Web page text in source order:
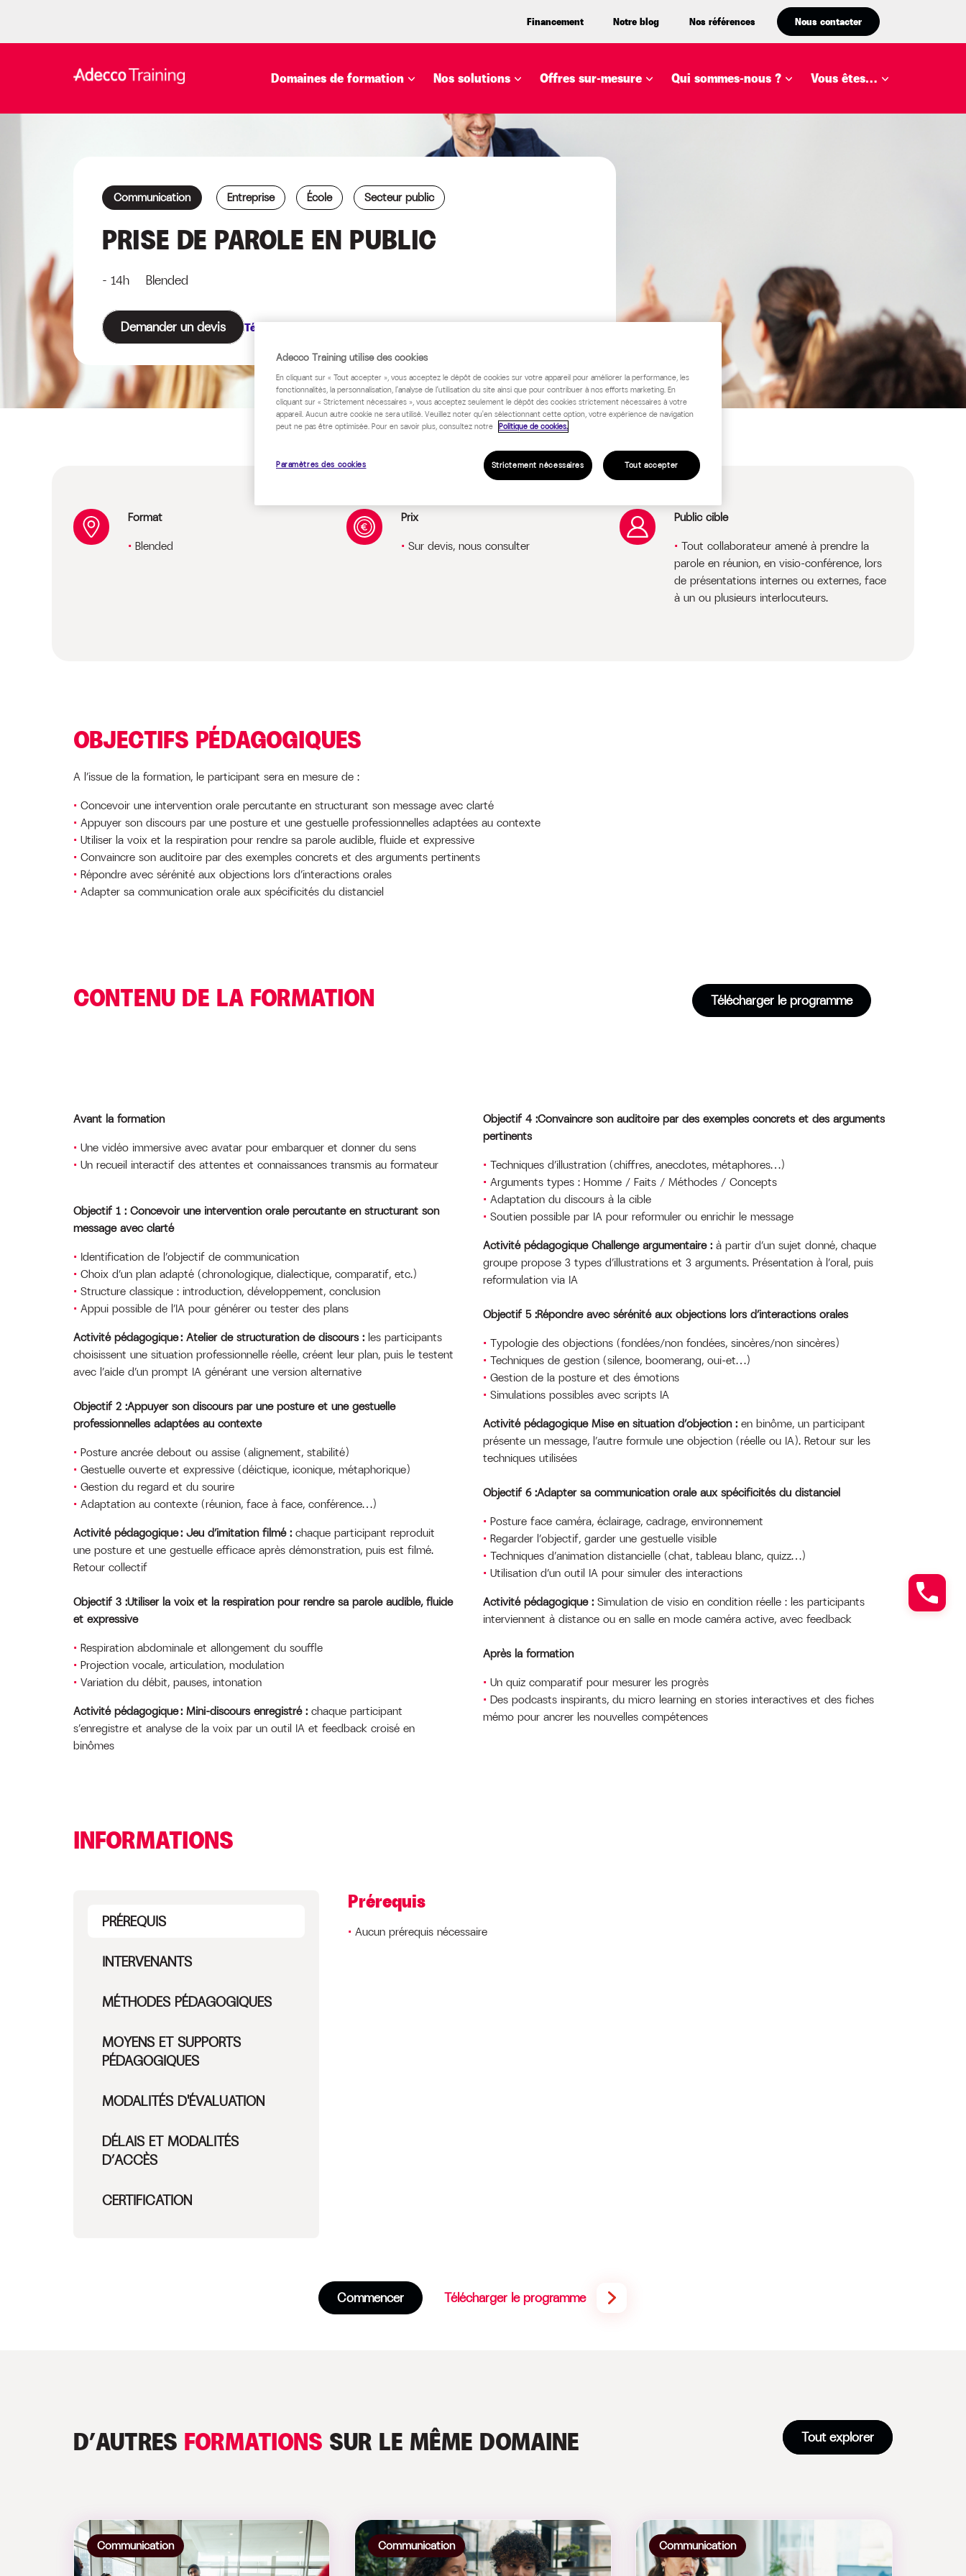
Financement Notre blog Nos références Nous contacter
Domaines de formation Nos solutions Offres sur-mesure Qui sommes-nous ? Vous êtes…
Communication Entreprise École Secteur public
PRISE DE PAROLE EN PUBLIC
- 14h Blended
Demander un devis Télécharger le programme
Format
Blended
Prix
Sur devis, nous consulter
Public cible
Tout collaborateur amené à prendre la
parole en réunion, en visio-conférence, lors
de présentations internes ou externes, face
à un ou plusieurs interlocuteurs.
OBJECTIFS PÉDAGOGIQUES
A l’issue de la formation, le participant sera en mesure de :
Concevoir une intervention orale percutante en structurant son message avec clarté
Appuyer son discours par une posture et une gestuelle professionnelles adaptées au contexte
Utiliser la voix et la respiration pour rendre sa parole audible, fluide et expressive
Convaincre son auditoire par des exemples concrets et des arguments pertinents
Répondre avec sérénité aux objections lors d’interactions orales
Adapter sa communication orale aux spécificités du distanciel
CONTENU DE LA FORMATION Télécharger le programme
Avant la formation
Une vidéo immersive avec avatar pour embarquer et donner du sens
Un recueil interactif des attentes et connaissances transmis au formateur
Objectif 1 : Concevoir une intervention orale percutante en structurant son
message avec clarté
Identification de l’objectif de communication
Choix d’un plan adapté (chronologique, dialectique, comparatif, etc.)
Structure classique : introduction, développement, conclusion
Appui possible de l’IA pour générer ou tester des plans
Activité pédagogique : Atelier de structuration de discours : les participants
choisissent une situation professionnelle réelle, créent leur plan, puis le testent
avec l’aide d’un prompt IA générant une version alternative
Objectif 2 :Appuyer son discours par une posture et une gestuelle
professionnelles adaptées au contexte
Posture ancrée debout ou assise (alignement, stabilité)
Gestuelle ouverte et expressive (déictique, iconique, métaphorique)
Gestion du regard et du sourire
Adaptation au contexte (réunion, face à face, conférence…)
Activité pédagogique : Jeu d’imitation filmé : chaque participant reproduit
une posture et une gestuelle efficace après démonstration, puis est filmé.
Retour collectif
Objectif 3 :Utiliser la voix et la respiration pour rendre sa parole audible, fluide
et expressive
Respiration abdominale et allongement du souffle
Projection vocale, articulation, modulation
Variation du débit, pauses, intonation
Activité pédagogique : Mini-discours enregistré : chaque participant
s’enregistre et analyse de la voix par un outil IA et feedback croisé en
binômes
Objectif 4 :Convaincre son auditoire par des exemples concrets et des arguments
pertinents
Techniques d’illustration (chiffres, anecdotes, métaphores…)
Arguments types : Homme / Faits / Méthodes / Concepts
Adaptation du discours à la cible
Soutien possible par IA pour reformuler ou enrichir le message
Activité pédagogique Challenge argumentaire : à partir d’un sujet donné, chaque
groupe propose 3 types d’illustrations et 3 arguments. Présentation à l’oral, puis
reformulation via IA
Objectif 5 :Répondre avec sérénité aux objections lors d’interactions orales
Typologie des objections (fondées/non fondées, sincères/non sincères)
Techniques de gestion (silence, boomerang, oui-et…)
Gestion de la posture et des émotions
Simulations possibles avec scripts IA
Activité pédagogique Mise en situation d’objection : en binôme, un participant
présente un message, l’autre formule une objection (réelle ou IA). Retour sur les
techniques utilisées
Objectif 6 :Adapter sa communication orale aux spécificités du distanciel
Posture face caméra, éclairage, cadrage, environnement
Regarder l’objectif, garder une gestuelle visible
Techniques d’animation distancielle (chat, tableau blanc, quizz…)
Utilisation d’un outil IA pour simuler des interactions
Activité pédagogique : Simulation de visio en condition réelle : les participants
interviennent à distance ou en salle en mode caméra active, avec feedback
Après la formation
Un quiz comparatif pour mesurer les progrès
Des podcasts inspirants, du micro learning en stories interactives et des fiches
mémo pour ancrer les nouvelles compétences
INFORMATIONS
PRÉREQUIS
INTERVENANTS
MÉTHODES PÉDAGOGIQUES
MOYENS ET SUPPORTS
PÉDAGOGIQUES
MODALITÉS D'ÉVALUATION
DÉLAIS ET MODALITÉS
D’ACCÈS
CERTIFICATION
Prérequis
Aucun prérequis nécessaire
Commencer Télécharger le programme
D’AUTRES FORMATIONS SUR LE MÊME DOMAINE Tout explorer
Communication Communication Communication
Adecco Training utilise des cookies
En cliquant sur « Tout accepter », vous acceptez le dépôt de cookies sur votre appareil pour améliorer la performance, les
fonctionnalités, la personnalisation, l'analyse de l'utilisation du site ainsi que pour contribuer à nos efforts marketing. En
cliquant sur « Strictement nécessaires », vous acceptez seulement le dépôt des cookies strictement nécessaires à votre
appareil. Aucun autre cookie ne sera utilisé. Veuillez noter qu'en sélectionnant cette option, votre expérience de navigation
peut ne pas être optimisée. Pour en savoir plus, consultez notre Politique de cookies.
Paramètres des cookies Strictement nécessaires Tout accepter